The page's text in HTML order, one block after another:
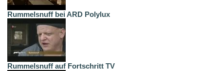
Rummelsnuff bei ARD Polylux
Rummelsnuff auf Fortschritt TV